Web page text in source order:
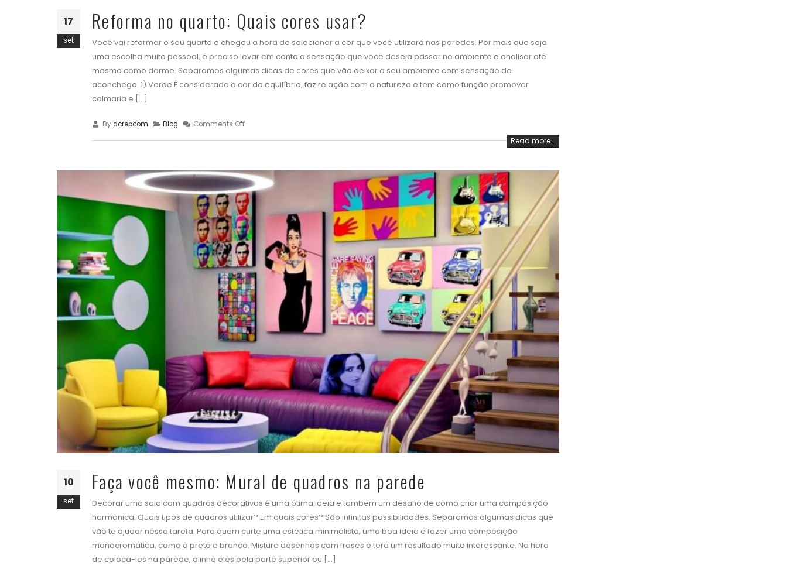
17
set
Reforma no quarto: Quais cores usar?
Você vai reformar o seu quarto e chegou a hora de selecionar a cor que você utilizará nas paredes. Por mais que seja
uma escolha muito pessoal, é preciso levar em conta a sensação que você deseja passar no ambiente e analisar até
mesmo como dorme. Separamos algumas dicas de cores que vão deixar o seu ambiente com sensação de
aconchego. 1) Verde É considerada a cor do equilíbrio, faz relação com a natureza e tem como função promover
calmaria e [...]
Bydcrepcom Blog Comments Off
Read more...
10
set
Faça você mesmo: Mural de quadros na parede
Decorar uma sala com quadros decorativos é uma ótima ideia e também um desafio de como criar uma composição
harmônica. Quais tipos de quadros utilizar? Em quais cores? São infinitas possibilidades. Separamos algumas dicas que
vão te ajudar nessa tarefa. Para quem curte uma estética minimalista, uma boa ideia é fazer uma composição
monocromática, como o preto e branco. Misture desenhos com frases e terá um resultado muito interessante. Na hora
de colocá-los na parede, alinhe eles pela parte superior ou [...]